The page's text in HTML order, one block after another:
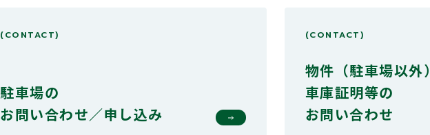
(CONTACT)
駐車場の
お問い合わせ／申し込み
(CONTACT)
物件（駐車場以外）
車庫証明等の
お問い合わせ